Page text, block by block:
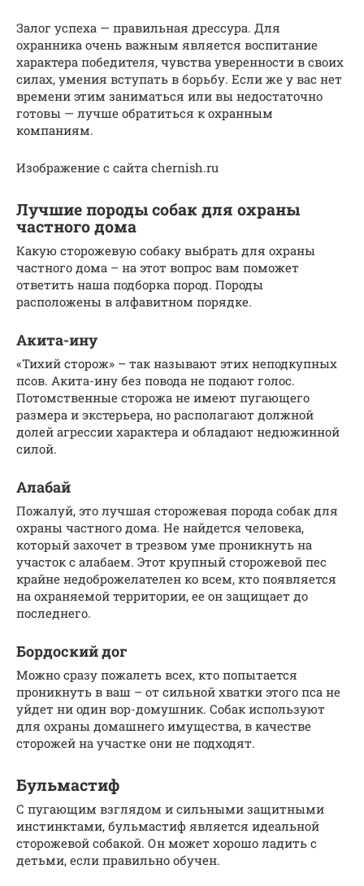
Залог успеха — правильная дрессура. Для
охранника очень важным является воспитание
характера победителя, чувства уверенности в своих
силах, умения вступать в борьбу. Если же у вас нет
времени этим заниматься или вы недостаточно
готовы — лучше обратиться к охранным
компаниям.
Изображение с сайта chernish.ru
Лучшие породы собак для охраны
частного дома
Какую сторожевую собаку выбрать для охраны
частного дома – на этот вопрос вам поможет
ответить наша подборка пород. Породы
расположены в алфавитном порядке.
Акита-ину
«Тихий сторож» – так называют этих неподкупных
псов. Акита-ину без повода не подают голос.
Потомственные сторожа не имеют пугающего
размера и экстерьера, но располагают должной
долей агрессии характера и обладают недюжинной
силой.
Алабай
Пожалуй, это лучшая сторожевая порода собак для
охраны частного дома. Не найдется человека,
который захочет в трезвом уме проникнуть на
участок с алабаем. Этот крупный сторожевой пес
крайне недоброжелателен ко всем, кто появляется
на охраняемой территории, ее он защищает до
последнего.
Бордоский дог
Можно сразу пожалеть всех, кто попытается
проникнуть в ваш – от сильной хватки этого пса не
уйдет ни один вор-домушник. Собак используют
для охраны домашнего имущества, в качестве
сторожей на участке они не подходят.
Бульмастиф
С пугающим взглядом и сильными защитными
инстинктами, бульмастиф является идеальной
сторожевой собакой. Он может хорошо ладить с
детьми, если правильно обучен.